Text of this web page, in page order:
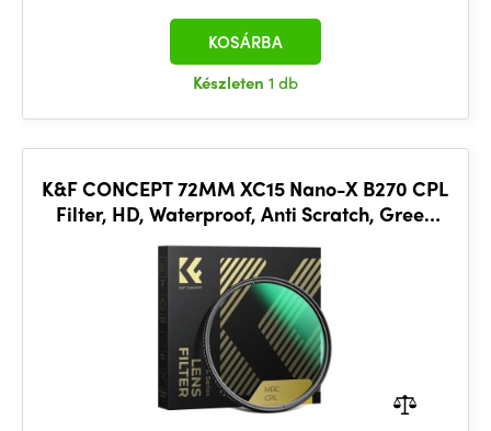
Készleten 1 db
KOSÁRBA
K&F CONCEPT 72MM XC15 Nano-X B270 CPL
Filter, HD, Waterproof, Anti Scratch, Green
Coated